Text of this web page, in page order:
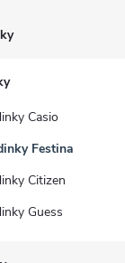
Casio
Festina
Citizen
Guess